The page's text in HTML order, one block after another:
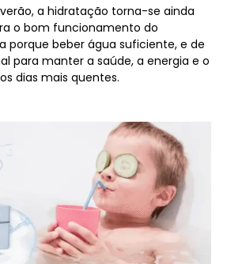
a hidratação torna-se ainda
o bom funcionamento do
porque beber água suficiente, e de
para manter a saúde, a energia e o
dias mais quentes.